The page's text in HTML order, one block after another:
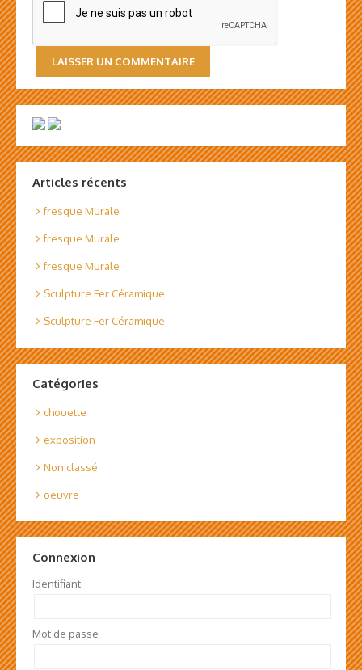
Articles récents
fresque Murale
fresque Murale
fresque Murale
Sculpture Fer Céramique
Sculpture Fer Céramique
Catégories
chouette
exposition
Non classé
oeuvre
Connexion
Identifiant
Mot de passe